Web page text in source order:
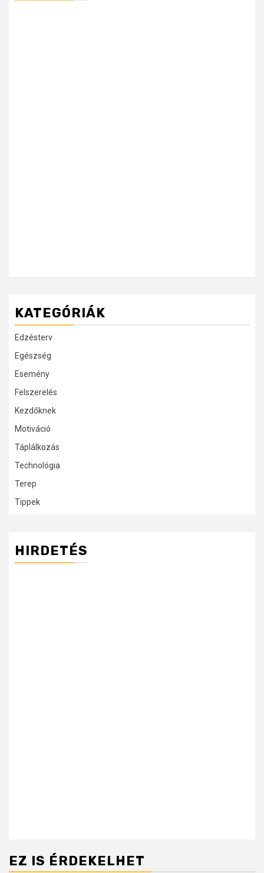
KATEGÓRIÁK
Edzésterv
Egészség
Esemény
Felszerelés
Kezdőknek
Motiváció
Táplálkozás
Technológia
Terep
Tippek
HIRDETÉS
EZ IS ÉRDEKELHET